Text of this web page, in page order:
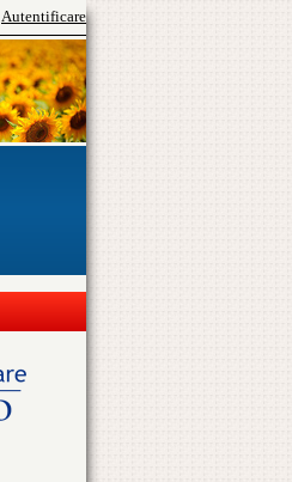
Autentificare